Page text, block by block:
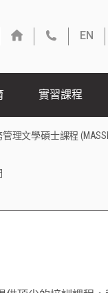
EN
理文學碩士課程
實習課程